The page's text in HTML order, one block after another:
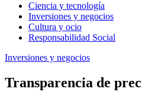
Ciencia y tecnología
Inversiones y negocios
Cultura y ocio
Responsabilidad Social
Inversiones y negocios
Transparencia de